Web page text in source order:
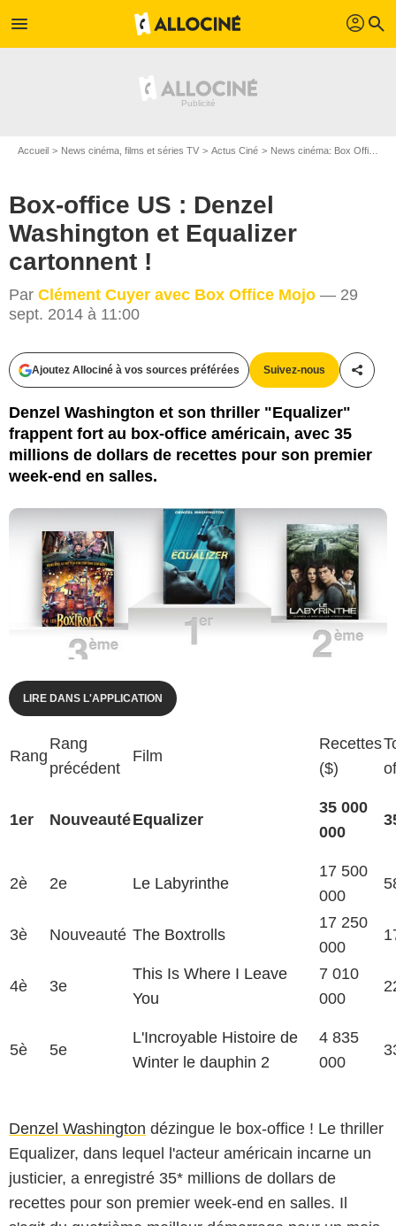
menu profil search
Accueil News cinéma, films et séries TV Actus Ciné News cinéma: Box Office
Box-office US : Denzel
Washington et Equalizer
cartonnent !
Par Clément Cuyer avec Box Office Mojo — 29
sept. 2014 à 11:00
Ajoutez Allociné à vos sources préférées Suivez-nous
Denzel Washington et son thriller "Equalizer"
frappent fort au box-office américain, avec 35
millions de dollars de recettes pour son premier
week-end en salles.
Universal Pictures International France / Sony Pictures Releasing France /
Twentieth Century Fox France
LIRE DANS L'APPLICATION
Rang
Rang
précédent
Film
Recettes
($)
1er NouveautéEqualizer
35 000
000
2è 2e Le Labyrinthe
17 500
000
3è Nouveauté The Boxtrolls
17 250
000
4è 3e
This Is Where I Leave
You
7 010
000
5è 5e
L'Incroyable Histoire de
Winter le dauphin 2
4 835
000
Denzel Washington dézingue le box-office ! Le thriller
Equalizer, dans lequel l'acteur américain incarne un
justicier, a enregistré 35* millions de dollars de
recettes pour son premier week-end en salles. Il